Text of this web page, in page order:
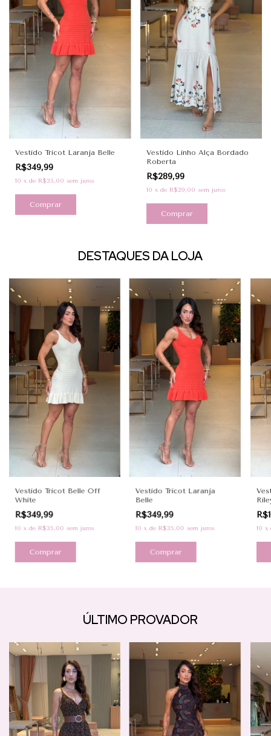
Vestido Tricot Laranja Belle
R$349,99
10 x de R$35,00 sem juros
Comprar
Vestido Linho Alça Bordado
Roberta
R$289,99
10 x de R$29,00 sem juros
Comprar
DESTAQUES DA LOJA
Vestido Tricot Belle Off
White
R$349,99
10 xde R$35,00 sem juros
Comprar
Vestido Tricot Laranja
Belle
R$349,99
10 xdeR$35,00 sem juros
Comprar
10 x
ÚLTIMO PROVADOR